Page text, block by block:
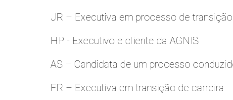
JR – Executiva em processo de
HP - Executivo e cliente da AGNIS
AS – Candidata de um processo
FR – Executiva em transição de carreira